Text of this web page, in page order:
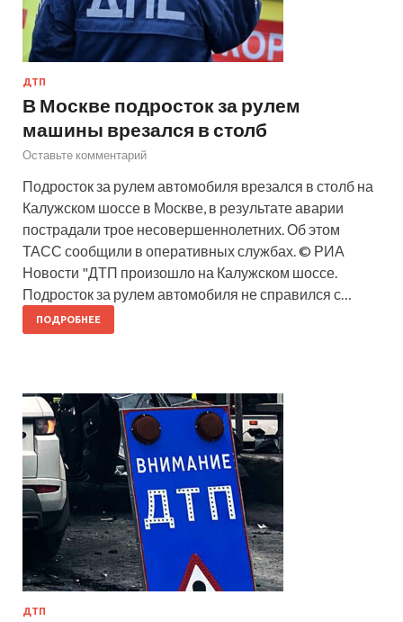
ДТП
В Москве подросток за рулем
машины врезался в столб
Оставьте комментарий
Подросток за рулем автомобиля врезался в столб на
Калужском шоссе в Москве, в результате аварии
пострадали трое несовершеннолетних. Об этом
ТАСС сообщили в оперативных службах. © РИА
Новости "ДТП произошло на Калужском шоссе.
Подросток за рулем автомобиля не справился с…
ПОДРОБНЕЕ
ДТП